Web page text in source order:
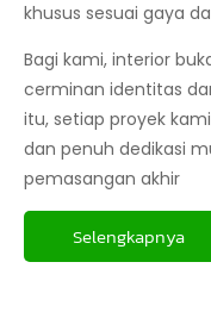
khusus sesuai gaya
Bagi kami, interior
cerminan identitas
itu, setiap proyek
dan penuh dedikasi
pemasangan akhir
Selengkapnya